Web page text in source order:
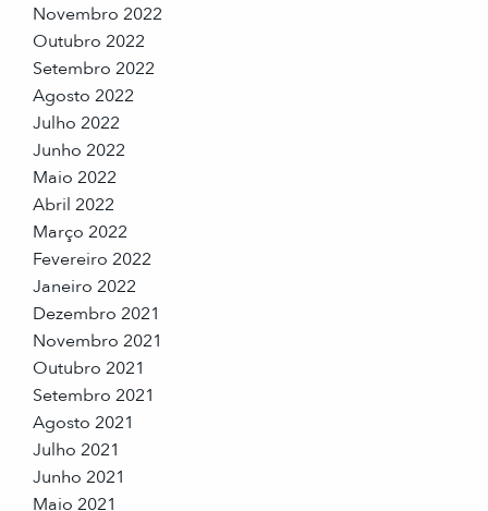
Novembro 2022
Outubro 2022
Setembro 2022
Agosto 2022
Julho 2022
Junho 2022
Maio 2022
Abril 2022
Março 2022
Fevereiro 2022
Janeiro 2022
Dezembro 2021
Novembro 2021
Outubro 2021
Setembro 2021
Agosto 2021
Julho 2021
Junho 2021
Maio 2021